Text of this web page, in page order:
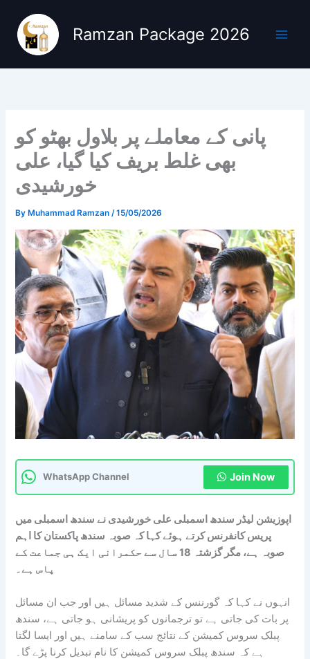
content
Ramzan Package 2026
پانی کے معاملے پر بلاول بھٹو کو
بھی غلط بریف کیا گیا، علی
خورشیدی
By Muhammad Ramzan/15/05/2026
WhatsApp Channel Join Now
اپوزیشن لیڈر سندھ اسمبلی علی خورشیدی نے سندھ اسمبلی میں
پریس کانفرنس کرتے ہوئے کہا کہ صوبہ سندھ پاکستان کا اہم
صوبہ ہے، مگر گزشتہ 18 سال سے حکمرانی ایک ہی جماعت کے
پاس ہے۔
انہوں نے کہا کہ گورننس کے شدید مسائل ہیں اور جب ان مسائل
پر بات کی جاتی ہے تو ترجمانوں کو پریشانی ہو جاتی ہے، سندھ
پبلک سروس کمیشن کے نتائج سب کے سامنے ہیں اور ایسا لگتا
ہے کہ سندھ پبلک سروس کمیشن کا نام تبدیل کرنا پڑے گا۔